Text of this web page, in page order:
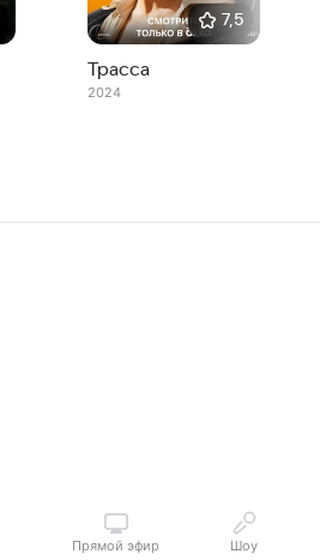
7,5
Трасса
2024
Прямой эфир Шоу